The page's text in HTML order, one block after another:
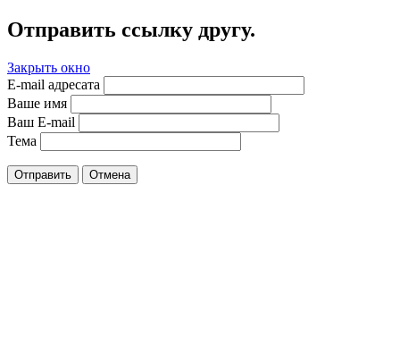
Отправить ссылку другу.
Закрыть окно
E-mail адресата
Ваше имя
Ваш E-mail
Тема
Отправить Отмена